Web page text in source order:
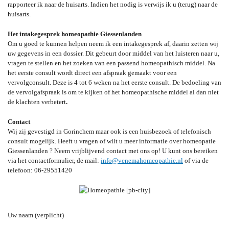
rapporteer ik naar de huisarts. Indien het nodig is verwijs ik u (terug) naar de
huisarts.
Het intakegesprek homeopathie Giessenlanden
Om u goed te kunnen helpen neem ik een intakegesprek af, daarin zetten wij
uw gegevens in een dossier. Dit gebeurt door middel van het luisteren naar u,
vragen te stellen en het zoeken van een passend homeopathisch middel. Na
het eerste consult wordt direct een afspraak gemaakt voor een
vervolgconsult. Deze is 4 tot 6 weken na het eerste consult. De bedoeling van
de vervolgafspraak is om te kijken of het homeopathische middel al dan niet
de klachten verbetert.
Contact
Wij zij gevestigd in Gorinchem maar ook is een huisbezoek of telefonisch
consult mogelijk. Heeft u vragen of wilt u meer informatie over homeopatie
Giessenlanden ? Neem vrijblijvend contact met ons op! U kunt ons bereiken
via het contactformulier, de mail: info@venemahomeopathie.nl of via de
telefoon: 06-29551420
Uw naam (verplicht)